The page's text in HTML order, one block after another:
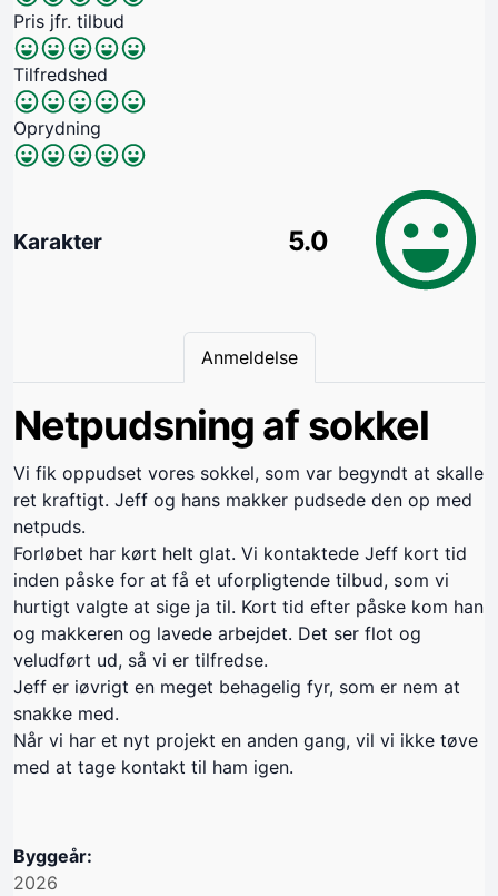
Pris jfr. tilbud
Tilfredshed
Oprydning
Karakter 5.0
Anmeldelse
Netpudsning af sokkel
Vi fik oppudset vores sokkel, som var begyndt at skalle
ret kraftigt. Jeff og hans makker pudsede den op med
netpuds.
Forløbet har kørt helt glat. Vi kontaktede Jeff kort tid
inden påske for at få et uforpligtende tilbud, som vi
hurtigt valgte at sige ja til. Kort tid efter påske kom han
og makkeren og lavede arbejdet. Det ser flot og
veludført ud, så vi er tilfredse.
Jeff er iøvrigt en meget behagelig fyr, som er nem at
snakke med.
Når vi har et nyt projekt en anden gang, vil vi ikke tøve
med at tage kontakt til ham igen.
Byggeår:
2026